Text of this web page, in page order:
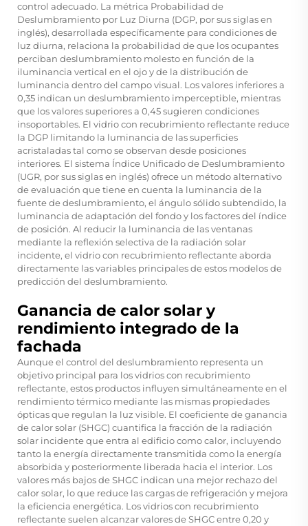
control adecuado. La métrica Probabilidad de
Deslumbramiento por Luz Diurna (DGP, por sus siglas en
inglés), desarrollada específicamente para condiciones de
luz diurna, relaciona la probabilidad de que los ocupantes
perciban deslumbramiento molesto en función de la
iluminancia vertical en el ojo y de la distribución de
luminancia dentro del campo visual. Los valores inferiores a
0,35 indican un deslumbramiento imperceptible, mientras
que los valores superiores a 0,45 sugieren condiciones
insoportables. El vidrio con recubrimiento reflectante reduce
la DGP limitando la luminancia de las superficies
acristaladas tal como se observan desde posiciones
interiores. El sistema Índice Unificado de Deslumbramiento
(UGR, por sus siglas en inglés) ofrece un método alternativo
de evaluación que tiene en cuenta la luminancia de la
fuente de deslumbramiento, el ángulo sólido subtendido, la
luminancia de adaptación del fondo y los factores del índice
de posición. Al reducir la luminancia de las ventanas
mediante la reflexión selectiva de la radiación solar
incidente, el vidrio con recubrimiento reflectante aborda
directamente las variables principales de estos modelos de
predicción del deslumbramiento.
Ganancia de calor solar y
rendimiento integrado de la
fachada
Aunque el control del deslumbramiento representa un
objetivo principal para los vidrios con recubrimiento
reflectante, estos productos influyen simultáneamente en el
rendimiento térmico mediante las mismas propiedades
ópticas que regulan la luz visible. El coeficiente de ganancia
de calor solar (SHGC) cuantifica la fracción de la radiación
solar incidente que entra al edificio como calor, incluyendo
tanto la energía directamente transmitida como la energía
absorbida y posteriormente liberada hacia el interior. Los
valores más bajos de SHGC indican una mejor rechazo del
calor solar, lo que reduce las cargas de refrigeración y mejora
la eficiencia energética. Los vidrios con recubrimiento
reflectante suelen alcanzar valores de SHGC entre 0,20 y